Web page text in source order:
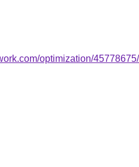
optimization/